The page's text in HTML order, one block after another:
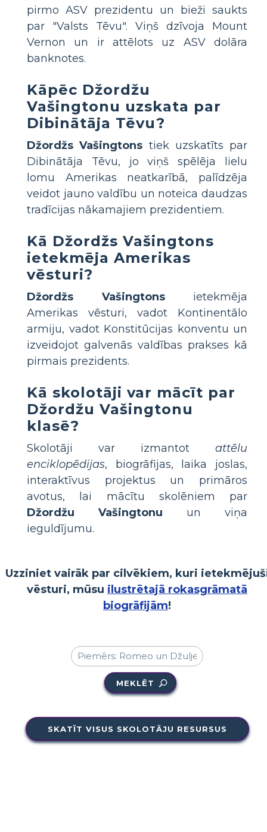
pirmo ASV prezidentu un bieži saukts
par "Valsts Tēvu". Viņš dzīvoja Mount
Vernon un ir attēlots uz ASV dolāra
banknotes.
Kāpēc Džordžu
Vašingtonu uzskata par
Dibinātāja Tēvu?
Džordžs Vašingtons tiek uzskatīts par
Dibinātāja Tēvu, jo viņš spēlēja lielu
lomu Amerikas neatkarībā, palīdzēja
veidot jauno valdību un noteica daudzas
tradīcijas nākamajiem prezidentiem.
Kā Džordžs Vašingtons
ietekmēja Amerikas
vēsturi?
Džordžs Vašingtonsietekmēja
Amerikas vēsturi, vadot Kontinentālo
armiju, vadot Konstitūcijas konventu un
izveidojot galvenās valdības prakses kā
pirmais prezidents.
Kā skolotāji var mācīt par
Džordžu Vašingtonu
klasē?
Skolotāji var izmantot attēlu
enciklopēdijas, biogrāfijas, laika joslas,
interaktīvus projektus un primāros
avotus, lai mācītu skolēniem par
Džordžu Vašingtonu un viņa
ieguldījumu.
Uzziniet vairāk par cilvēkiem, kuri
vēsturi, mūsu ilustrētajā rokasgrāmatā
biogrāfijām!
MEKLĒT
SKATĪT VISUS SKOLOTĀJU RESURSUS